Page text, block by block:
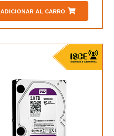
ADICIONAR AL CARRO